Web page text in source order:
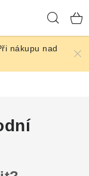
nákupu nad